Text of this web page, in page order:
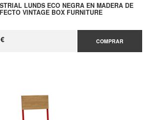
LUNDS ECO NEGRA EN MADERA DE
VINTAGE BOX FURNITURE
COMPRAR